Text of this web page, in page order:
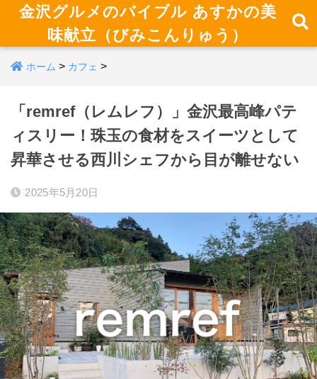
金沢グルメのバイブル あすかの美
味献立（びみこんりゅう）
ホーム > カフェ >
「remref（レムレフ）」金沢最高峰パテ
ィスリー！珠玉の食材をスイーツとして
昇華させる西川シェフから目が離せない
2025年5月20日